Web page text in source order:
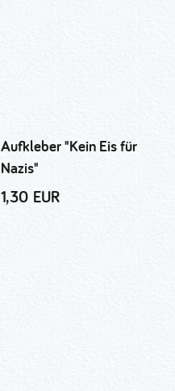
Aufkleber "Kein Eis für
Nazis"
1,30 EUR